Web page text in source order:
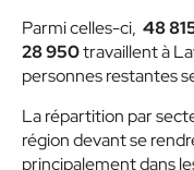
Parmi celles-ci, 48
28 950travaillent à
personnes restantes
La répartition par
région devant se
principalement dans